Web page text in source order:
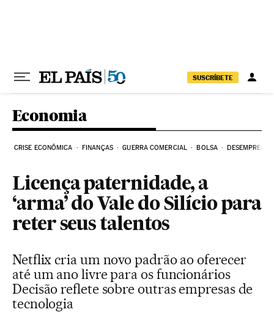
SUSCRÍBETE
Economia
CRISE ECONÔMICA FINANÇAS GUERRA COMERCIAL BOLSA DESEMPREGO
Licença paternidade, a
‘arma’ do Vale do Silício para
reter seus talentos
Netflix cria um novo padrão ao oferecer
até um ano livre para os funcionários
Decisão reflete sobre outras empresas de
tecnologia